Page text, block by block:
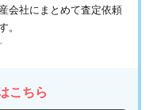
会社にまとめて査定依頼
。
こちら